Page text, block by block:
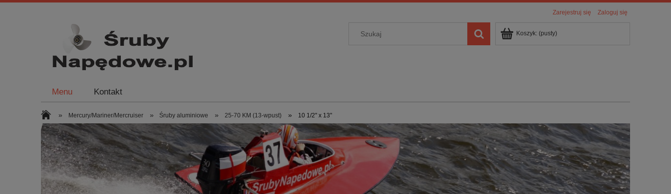
Zarejestruj się Zaloguj się
Koszyk: (pusty)
Menu Kontakt
» Mercury/Mariner/Mercruiser » Śruby aluminiowe » 25-70 KM (13-wpust) » 10 1/2" x 13"